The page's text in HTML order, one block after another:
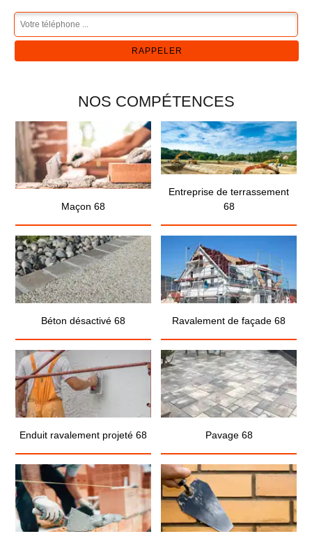
NOS COMPÉTENCES
Maçon 68
Entreprise de terrassement
68
Béton désactivé 68 Ravalement de façade 68
Enduit ravalement projeté 68 Pavage 68